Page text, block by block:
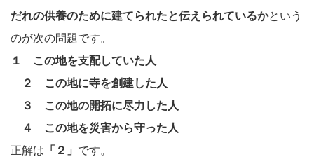
だれの供養のために建てられたと伝えられているかという
のが次の問題です。
１ この地を支配していた人
２ この地に寺を創建した人
３ この地の開拓に尽力した人
４ この地を災害から守った人
正解は 「２」 です。